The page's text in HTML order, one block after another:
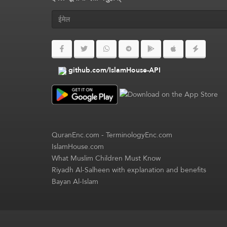
github.com/IslamHouse-API
QuranEnc.com-TerminologyEnc.com
IslamHouse.com
What Muslim Children Must Know
Riyadh Al-Salheen with explanation and benefits
Bayan Al-Islam